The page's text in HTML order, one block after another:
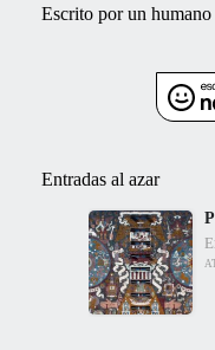
Escrito por un humano
Entradas al azar